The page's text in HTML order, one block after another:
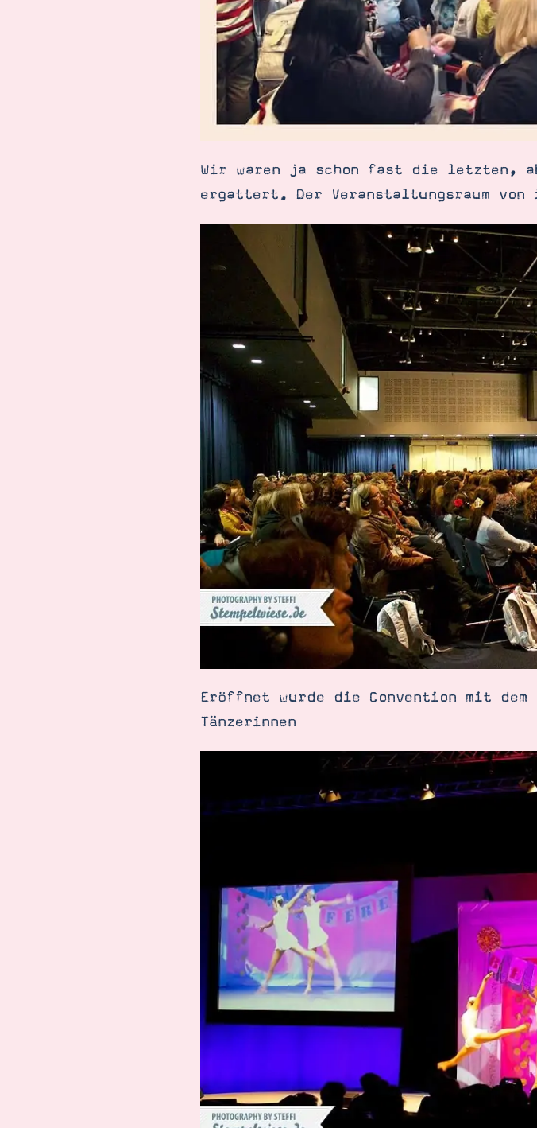
Wir waren ja schon fast die letzten,
ergattert. Der Veranstaltungsraum von
Eröffnet wurde die Convention mit
Tänzerinnen